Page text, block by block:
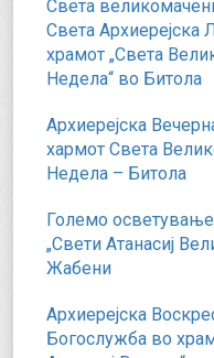
Света
Света Архиерејска
храмот „Света
Недела“ во Битола
Архиерејска
хармот Света
Недела – Битола
Големо
„Свети Атанасиј
Жабени
Архиерејска
Богослужба во